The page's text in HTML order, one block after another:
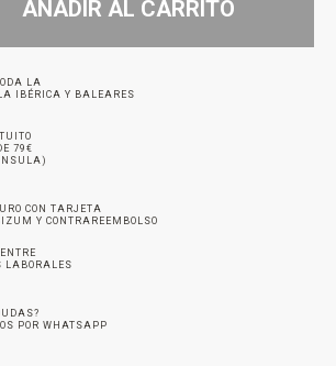
AÑADIR AL CARRITO
LA
IBÉRICA Y BALEARES
79€
CON TARJETA
Y CONTRAREEMBOLSO
LABORALES
POR WHATSAPP